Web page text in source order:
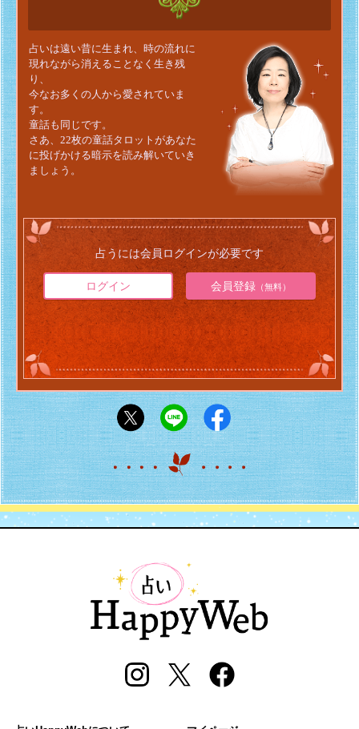
占いは遠い昔に生まれ、時の流れに
現れながら消えることなく生き残
り、
今なお多くの人から愛されていま
す。
童話も同じです。
さあ、22枚の童話タロットがあなた
に投げかける暗示を読み解いていき
ましょう。
占うには会員ログインが必要です
ログイン 会員登録（無料）